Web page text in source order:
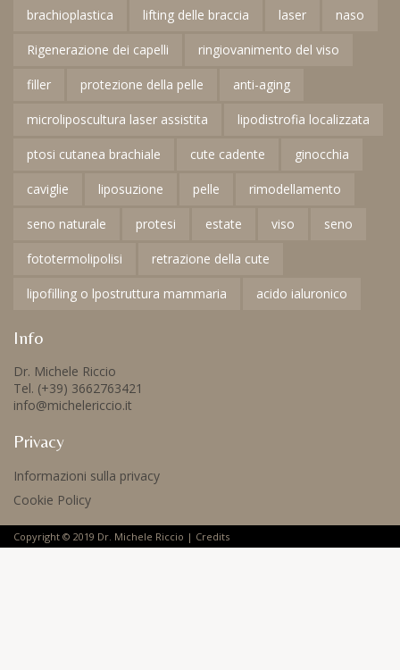
brachioplastica lifting delle braccia laser naso
Rigenerazione dei capelli ringiovanimento del viso
filler protezione della pelle anti-aging
microliposcultura laser assistita lipodistrofia localizzata
ptosi cutanea brachiale cute cadente ginocchia
caviglie liposuzione pelle rimodellamento
seno naturale protesi estate viso seno
fototermolipolisi retrazione della cute
lipofilling o lpostruttura mammaria acido ialuronico
Info
Dr. Michele Riccio
Tel. (+39) 3662763421
info@michelericcio.it
Privacy
Informazioni sulla privacy
Cookie Policy
Copyright © 2019 Dr. Michele Riccio | Credits